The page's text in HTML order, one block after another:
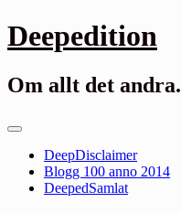
Gå
till
Deepedition
Om allt det andra.
Primär
DeepDisclaimer
Blogg 100 anno 2014
DeepedSamlat